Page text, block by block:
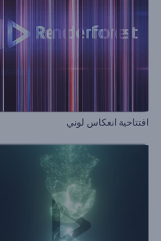
افتتاحية انعكاس لوني